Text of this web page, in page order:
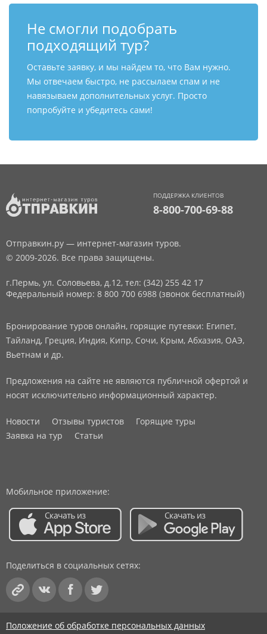
Не смогли подобрать
подходящий тур?
Оставьте заявку, и мы найдем то, что Вам нужно.
Мы отвечаем быстро, не рассылаем спам и не
навязываем дополнительных услуг. Просто
попробуйте и убедитесь сами!
ПОДДЕРЖКА КЛИЕНТОВ
8-800-700-69-88
Отправкин.ру — интернет-магазин туров.
© 2009-2026. Все права защищены.
г.Пермь, ул. Соловьева, д.12, тел: (342) 255 42 17
Федеральный номер: 8 800 700 6988 (звонок бесплатный)
Бронирование туров онлайн, горящие путевки: Египет,
Тайланд, Греция, Индия, Кипр, Сочи, Крым, Абхазия, ОАЭ,
Вьетнам и др.
Предложения на сайте не являются публичной офертой и
носят исключительно информационный характер.
Новости Отзывы туристов
Горящие туры
Заявка на тур
Статьи
Мобильное приложение:
Поделиться в социальных сетях:
Положение об обработке персональных данных